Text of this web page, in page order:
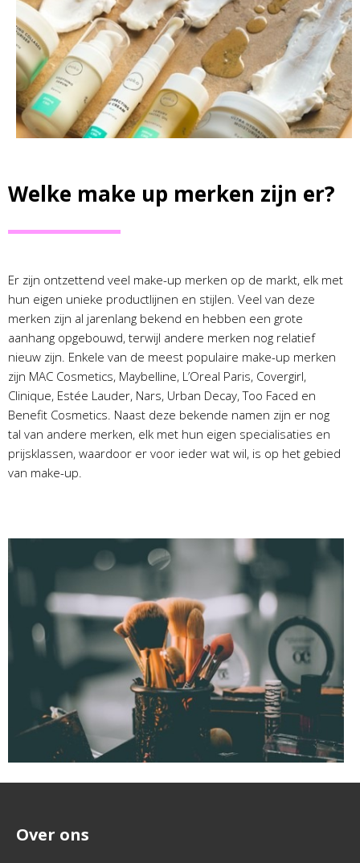
Welke make up merken zijn er?
Er zijn ontzettend veel make-up merken op de markt, elk met
hun eigen unieke productlijnen en stijlen. Veel van deze
merken zijn al jarenlang bekend en hebben een grote
aanhang opgebouwd, terwijl andere merken nog relatief
nieuw zijn. Enkele van de meest populaire make-up merken
zijn MAC Cosmetics, Maybelline, L’Oreal Paris, Covergirl,
Clinique, Estée Lauder, Nars, Urban Decay, Too Faced en
Benefit Cosmetics. Naast deze bekende namen zijn er nog
tal van andere merken, elk met hun eigen specialisaties en
prijsklassen, waardoor er voor ieder wat wil, is op het gebied
van make-up.
Over ons